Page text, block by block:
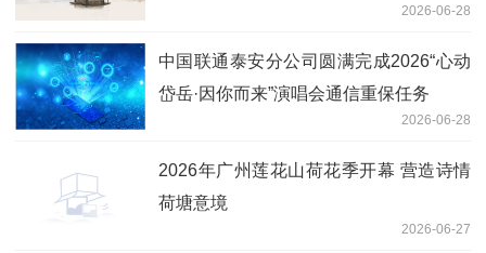
2026-06-28
中国联通泰安分公司圆满完成2026“心动
岱岳·因你而来”演唱会通信重保任务
2026-06-28
2026年广州莲花山荷花季开幕 营造诗情
荷塘意境
2026-06-27